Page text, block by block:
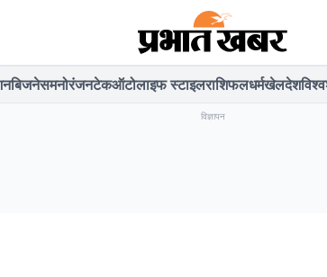
बिजनेसमनोरंजनटेकऑटोलाइफ स्टाइलराशिफलधर्मखेलदेशविश्व
विज्ञापन